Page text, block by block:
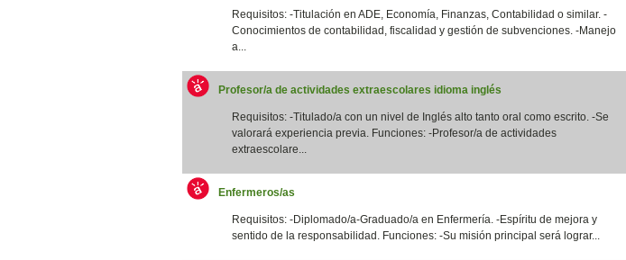
Requisitos: -Titulación en ADE, Economía, Finanzas, Contabilidad o similar. -
Conocimientos de contabilidad, fiscalidad y gestión de subvenciones. -Manejo
a...
Profesor/a de actividades extraescolares idioma inglés
Requisitos: -Titulado/a con un nivel de Inglés alto tanto oral como escrito. -Se
valorará experiencia previa. Funciones: -Profesor/a de actividades
extraescolare...
Enfermeros/as
Requisitos: -Diplomado/a-Graduado/a en Enfermería. -Espíritu de mejora y
sentido de la responsabilidad. Funciones: -Su misión principal será lograr...